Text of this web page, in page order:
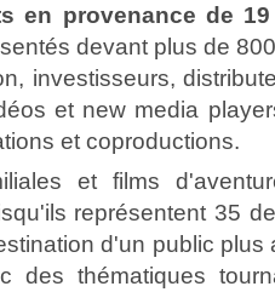
en provenance de
devant plus de
investisseurs,
et new media
et coproductions.
et films
représentent 35
d'un public plus
des thématiques